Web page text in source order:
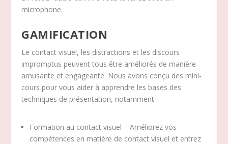
microphone.
GAMIFICATION
Le contact visuel, les distractions et les discours
impromptus peuvent tous être améliorés de manière
amusante et engageante. Nous avons conçu des mini-
cours pour vous aider à apprendre les bases des
techniques de présentation, notamment :
Formation au contact visuel – Améliorez vos
compétences en matière de contact visuel et entrez